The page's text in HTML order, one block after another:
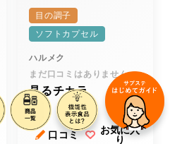
目の調子
ソフトカプセル
ハルメク
まだ口コミはありません
見るチカラ
口コミ
お気に入
り